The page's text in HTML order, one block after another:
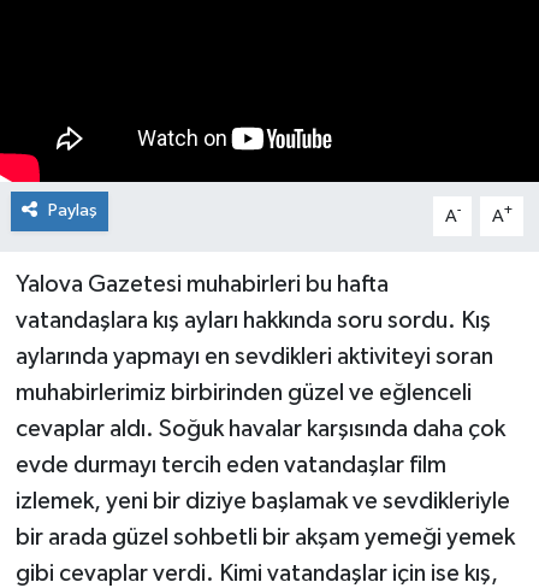
Paylaş A- A+
Yalova Gazetesi muhabirleri bu hafta
vatandaşlara kış ayları hakkında soru sordu. Kış
aylarında yapmayı en sevdikleri aktiviteyi soran
muhabirlerimiz birbirinden güzel ve eğlenceli
cevaplar aldı. Soğuk havalar karşısında daha çok
evde durmayı tercih eden vatandaşlar film
izlemek, yeni bir diziye başlamak ve sevdikleriyle
bir arada güzel sohbetli bir akşam yemeği yemek
gibi cevaplar verdi. Kimi vatandaşlar için ise kış,